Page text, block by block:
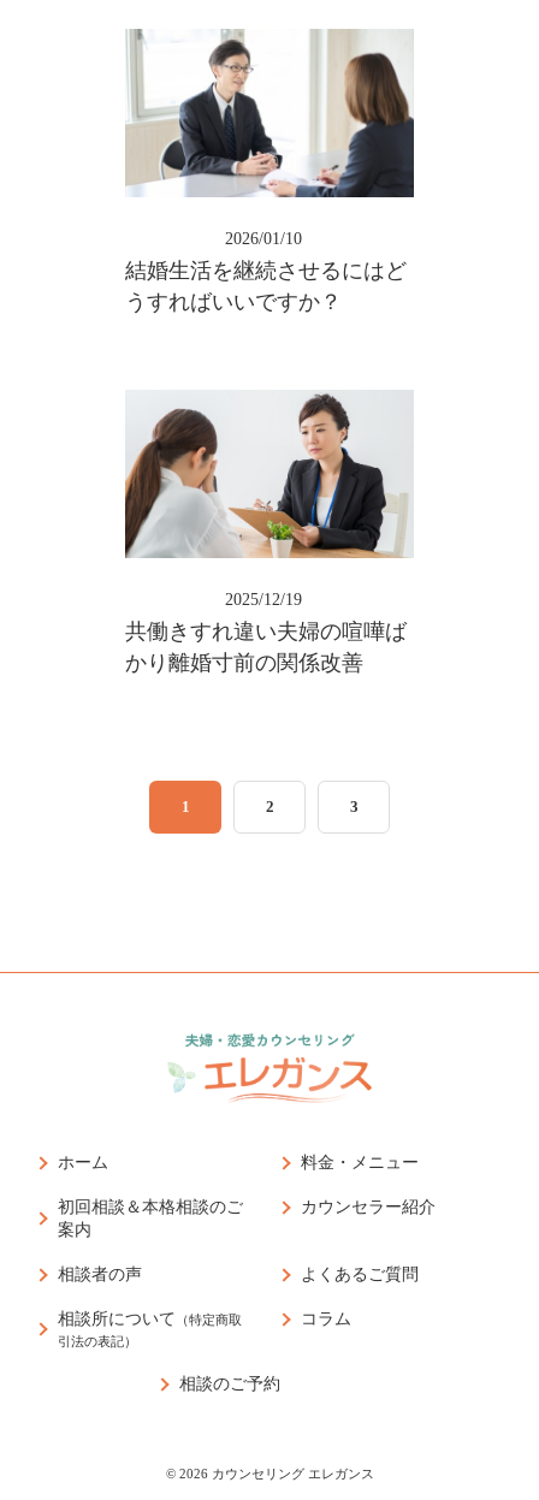
2026/01/10
結婚生活を継続させるにはど
うすればいいですか？
2025/12/19
共働きすれ違い夫婦の喧嘩ば
かり離婚寸前の関係改善
1 2 3
ホーム 料金・メニュー
初回相談＆本格相談のご
案内
カウンセラー紹介
相談者の声 よくあるご質問
相談所について
（特定商取
引法の表記）
コラム
相談のご予約
© 2026 カウンセリング エレガンス